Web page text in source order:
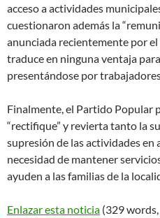
acceso a actividades
cuestionaron además la
anunciada recientemente por
traduce en ninguna ventaja
presentándose por
Finalmente, el Partido Popular
“rectifique” y revierta tanto la
supresión de las actividades en
necesidad de mantener
ayuden a las familias de la
Enlazar esta noticia (329